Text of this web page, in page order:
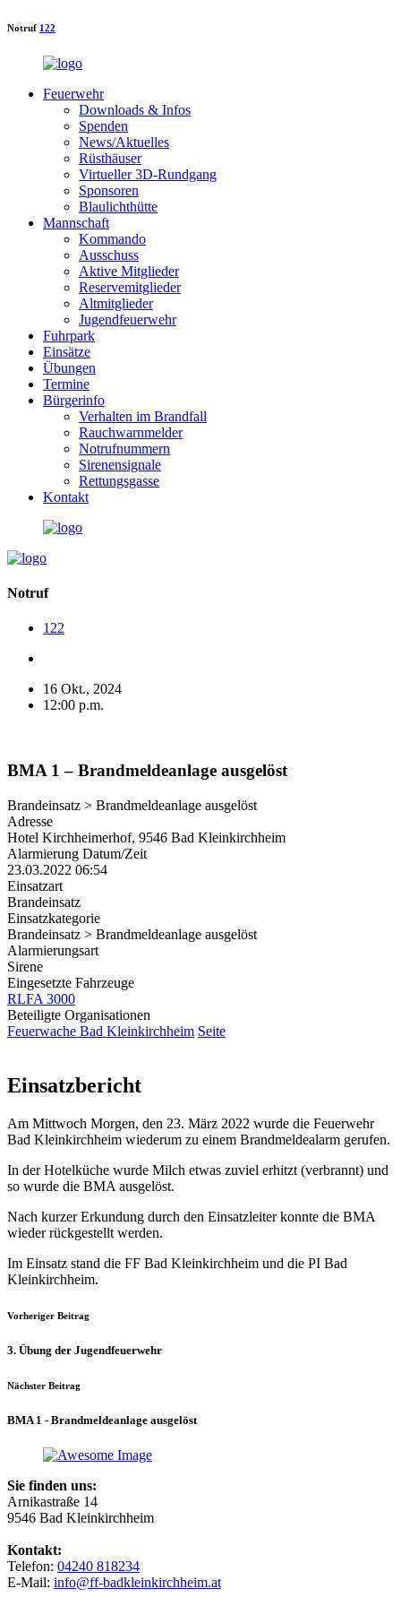
Notruf 122
Feuerwehr
Downloads & Infos
Spenden
News/Aktuelles
Rüsthäuser
Virtueller 3D-Rundgang
Sponsoren
Blaulichthütte
Mannschaft
Kommando
Ausschuss
Aktive Mitglieder
Reservemitglieder
Altmitglieder
Jugendfeuerwehr
Fuhrpark
Einsätze
Übungen
Termine
Bürgerinfo
Verhalten im Brandfall
Rauchwarnmelder
Notrufnummern
Sirenensignale
Rettungsgasse
Kontakt
Notruf
122
16 Okt., 2024
12:00 p.m.
BMA 1 – Brandmeldeanlage ausgelöst
Brandeinsatz > Brandmeldeanlage ausgelöst
Adresse
Hotel Kirchheimerhof, 9546 Bad Kleinkirchheim
Alarmierung Datum/Zeit
23.03.2022 06:54
Einsatzart
Brandeinsatz
Einsatzkategorie
Brandeinsatz > Brandmeldeanlage ausgelöst
Alarmierungsart
Sirene
Eingesetzte Fahrzeuge
RLFA 3000
Beteiligte Organisationen
Feuerwache Bad Kleinkirchheim Seite
Einsatzbericht
Am Mittwoch Morgen, den 23. März 2022 wurde die Feuerwehr
Bad Kleinkirchheim wiederum zu einem Brandmeldealarm gerufen.
In der Hotelküche wurde Milch etwas zuviel erhitzt (verbrannt) und
so wurde die BMA ausgelöst.
Nach kurzer Erkundung durch den Einsatzleiter konnte die BMA
wieder rückgestellt werden.
Im Einsatz stand die FF Bad Kleinkirchheim und die PI Bad
Kleinkirchheim.
Vorheriger Beitrag
3. Übung der Jugendfeuerwehr
Nächster Beitrag
BMA 1 - Brandmeldeanlage ausgelöst
Sie finden uns:
Arnikastraße 14
9546 Bad Kleinkirchheim
Kontakt:
Telefon: 04240 818234
E-Mail: info@ff-badkleinkirchheim.at